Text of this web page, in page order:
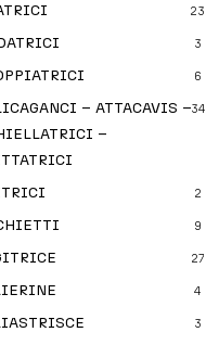
23
3
6
– ATTACAVIS –
–
34
2
9
27
4
3